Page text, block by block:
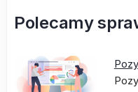
Polecamy